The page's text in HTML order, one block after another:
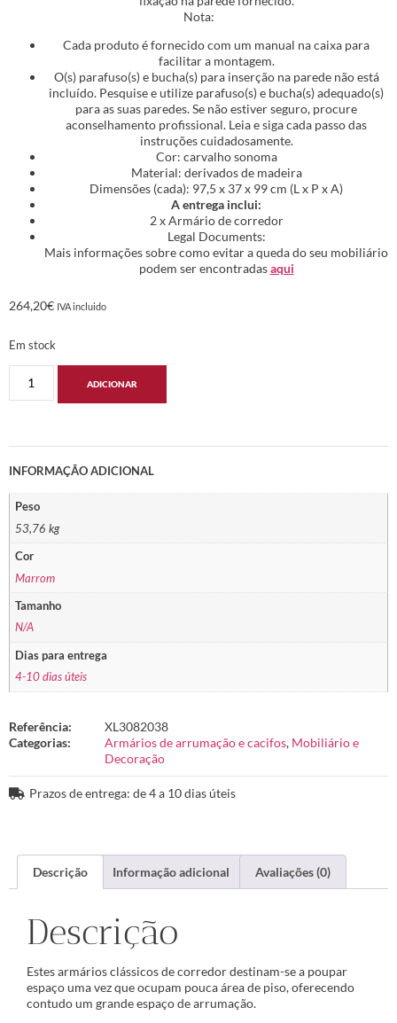
Nota:
Cada produto é fornecido com um manual na caixa para
facilitar a montagem.
O(s) parafuso(s) e bucha(s) para inserção na parede não está
incluído. Pesquise e utilize parafuso(s) e bucha(s) adequado(s)
para as suas paredes. Se não estiver seguro, procure
aconselhamento profissional. Leia e siga cada passo das
instruções cuidadosamente.
Cor: carvalho sonoma
Material: derivados de madeira
Dimensões (cada): 97,5 x 37 x 99 cm (L x P x A)
A entrega inclui:
2 x Armário de corredor
Legal Documents:
Mais informações sobre como evitar a queda do seu mobiliário
podem ser encontradasaqui
264,20€ IVA incluido
Em stock
ADICIONAR
INFORMAÇÃO ADICIONAL
Peso
53,76 kg
Cor
Marrom
Tamanho
N/A
Dias para entrega
4-10 dias úteis
Referência:
XL3082038
Categorias:
Armários de arrumação e cacifos, Mobiliário e
Decoração
Prazos de entrega: de 4 a 10 dias úteis
Descrição Informação adicional Avaliações (0)
Descrição
Estes armários clássicos de corredor destinam-se a poupar
espaço uma vez que ocupam pouca área de piso, oferecendo
contudo um grande espaço de arrumação.